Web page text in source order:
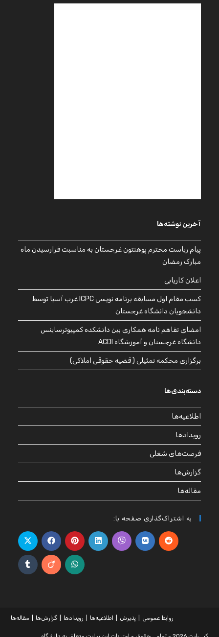
آخرین نوشته‌ها
پیام ریاست محترم پوهنتون غرجستان به مناسبت فرارسیدن ماه
مبارک رمضان
اعلان کاریابی
کسب مقام اول مسابقه برنامه نویسی ICPC غرب آسیا توسط
دانشجویان دانشگاه غرجستان
امضای تفاهم نامه همکاری بین دانشکده کمپیوترساینس
دانشگاه غرجستان و آموزشگاه ACDI
برگزاری محکمه تمثیلی ( قضیه حقوقی املاکی)
دسته‌بندی‌ها
اطلاعیه‌ها
رویدادها
فرصت‌های شغلی
گزارش‌ها
مقاله‌ها
به اشتراک‌گذاری صفحه با:
روابط عمومی پذیرش اطلاعیه‌ها رویدادها گزارش‌ها مقاله‌ها